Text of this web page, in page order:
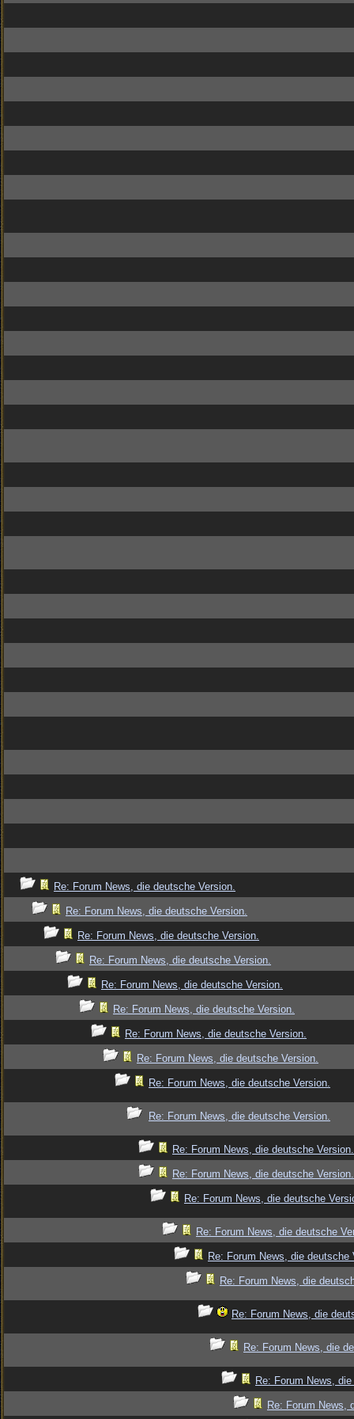
Re: Forum News, die deutsche Version.
Re: Forum News, die deutsche Version.
Re: Forum News, die deutsche Version.
Re: Forum News, die deutsche Version.
Re: Forum News, die deutsche Version.
Re: Forum News, die deutsche Version.
Re: Forum News, die deutsche Version.
Re: Forum News, die deutsche Version.
Re: Forum News, die deutsche Version.
Re: Forum News, die deutsche Version.
Re: Forum News, die deutsche Version.
Re: Forum News, die deutsche Version.
Re: Forum News, die deutsche
Re: Forum News, die deutsche
Re: Forum News, die deutsche
Re: Forum News, die
Re: Forum News, die
Re: Forum News, die
Re: Forum News,
Re: Forum News,